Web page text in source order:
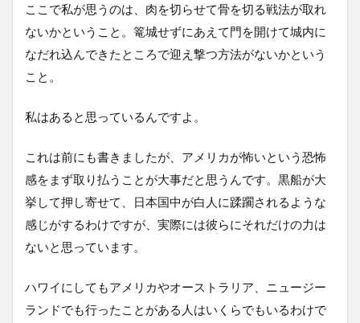
ここで私が思うのは、肉を切らせて骨を切る戦法が取れ
ないかということ。篭城せずにあえて門を開けて城内に
なだれ込んできたところで迎え撃つ方法がないかという
こと。
私はあると思っているんですよ。
これは前にも書きましたが、アメリカが怖いという恐怖
感をまず取り払うことが大事だと思うんです。黒船が大
挙して押し寄せて、日本国中が白人に蹂躙されるような
感じがするわけですが、実際には彼らにそれだけの力は
ないと思っています。
ハワイにしてもアメリカやオーストラリア、ニュージー
ランドでも行ったことがある人はいくらでもいるわけで